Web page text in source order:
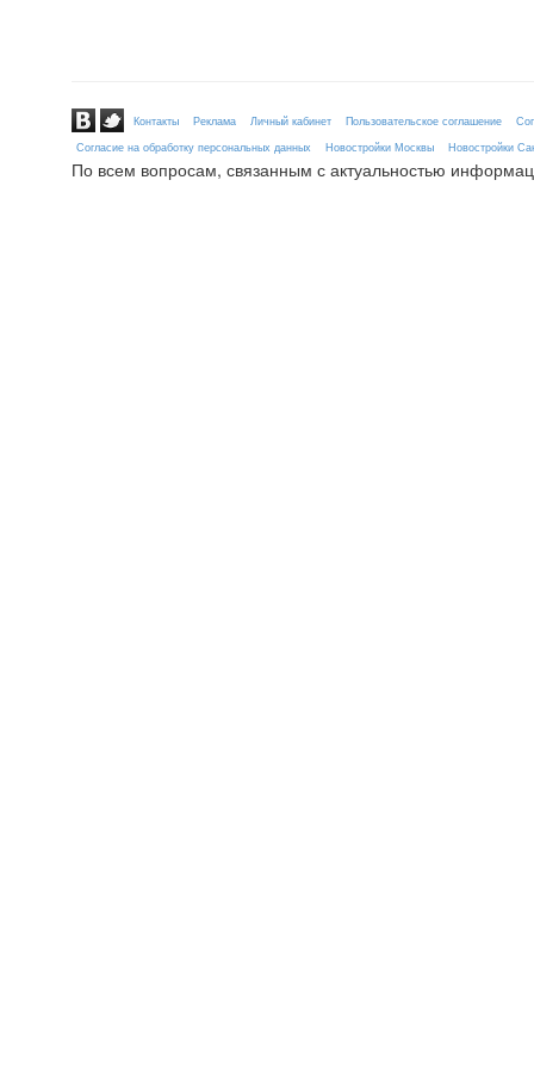
Контакты Реклама Личный кабинет Пользовательское соглашение
Согласие на обработку персональных данных
Новостройки Москвы Новостройки
По всем вопросам, связанным с актуальностью